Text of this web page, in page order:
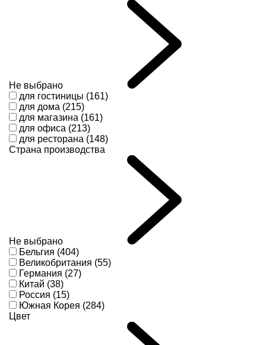
Не выбрано
для гостиницы (161)
для дома (215)
для магазина (161)
для офиса (213)
для ресторана (148)
Страна производства
Не выбрано
Бельгия (404)
Великобритания (55)
Германия (27)
Китай (38)
Россия (15)
Южная Корея (284)
Цвет